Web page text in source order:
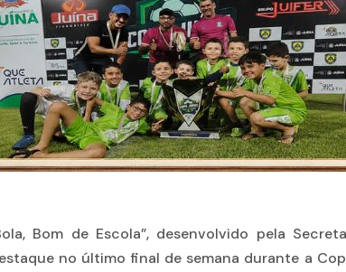
Bom de Escola”, desenvolvido pela
no último final de semana durante a